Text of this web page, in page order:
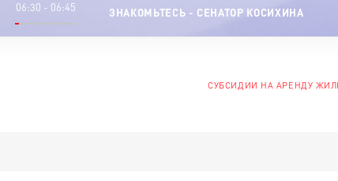
06:30 - 06:45 ЗНАКОМЬТЕСЬ - СЕНАТОР КОСИХИНА
СУБСИДИИ НА АРЕНДУ